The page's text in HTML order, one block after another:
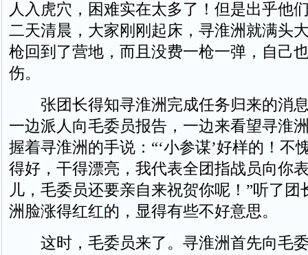
人入虎穴，困难实在太多了！但是出乎他
二天清晨，大家刚刚起床，寻淮洲就满头
枪回到了营地，而且没费一枪一弹，自己
伤。
张团长得知寻淮洲完成任务归来的消
一边派人向毛委员报告，一边来看望寻淮
握着寻淮洲的手说：“‘小参谋’好样的！不
得好，干得漂亮，我代表全团指战员向你
儿，毛委员还要亲自来祝贺你呢！”听了团
洲脸涨得红红的，显得有些不好意思。
这时，毛委员来了。寻淮洲首先向毛